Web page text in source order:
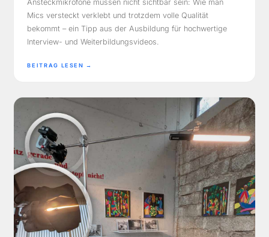
Ansteckmikrofone müssen nicht sichtbar sein: Wie man
Mics versteckt verklebt und trotzdem volle Qualität
bekommt – ein Tipp aus der Ausbildung für hochwertige
Interview- und Weiterbildungsvideos.
BEITRAG LESEN →